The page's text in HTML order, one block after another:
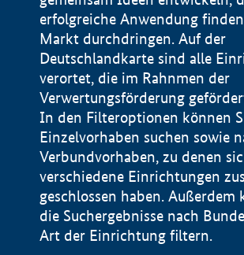
erfolgreiche Anwendung
Markt durchdringen. Auf der
Deutschlandkarte sind alle
verortet, die im Rahnmen der
Verwertungsförderung
In den Filteroptionen können
Einzelvorhaben suchen sowie
Verbundvorhaben, zu denen
verschiedene Einrichtungen
geschlossen haben. Außerdem
die Suchergebnisse nach
Art der Einrichtung filtern.